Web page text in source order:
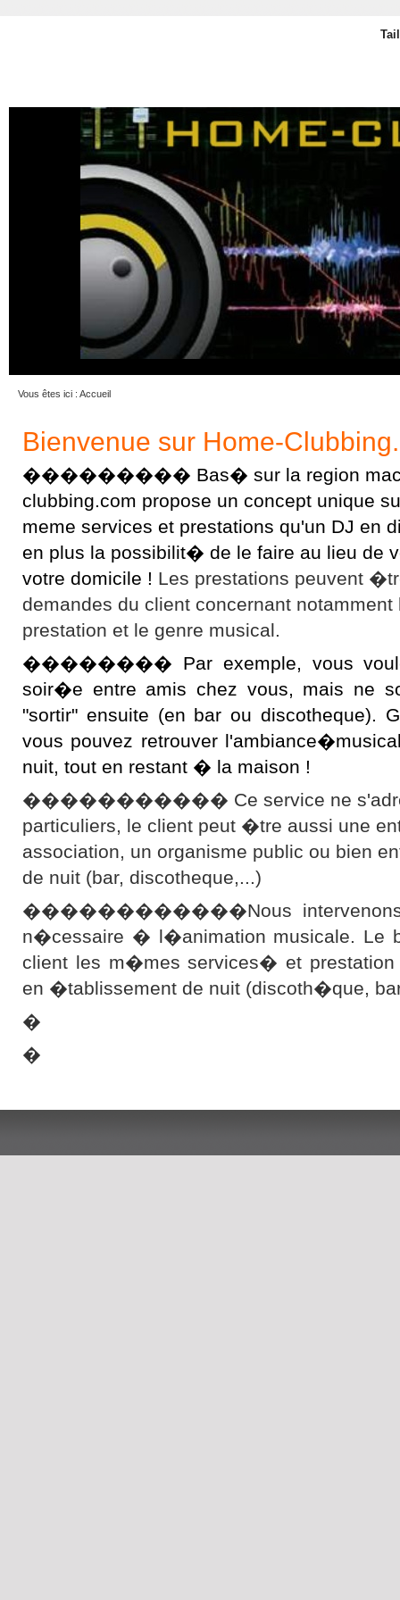
Vous êtes ici : Accueil
Bienvenue sur Home-
��������� Bas� sur la region
clubbing.com propose un concept unique
meme services et prestations qu'un DJ en
en plus la possibilit� de le faire au lieu de
votre domicile ! Les prestations peuvent
demandes du client concernant
prestation et le genre musical.
�������� Par exemple, vous
soir�e entre amis chez vous, mais ne
"sortir" ensuite (en bar ou discotheque).
vous pouvez retrouver
nuit, tout en restant � la maison !
����������� Ce service ne
particuliers, le client peut �tre aussi une
association, un organisme public ou bien
de nuit (bar, discotheque,...)
������������Nous intervenons
n�cessaire � l�animation musicale. Le
client les m�mes services� et
en �tablissement de nuit (discoth�que,
�
�